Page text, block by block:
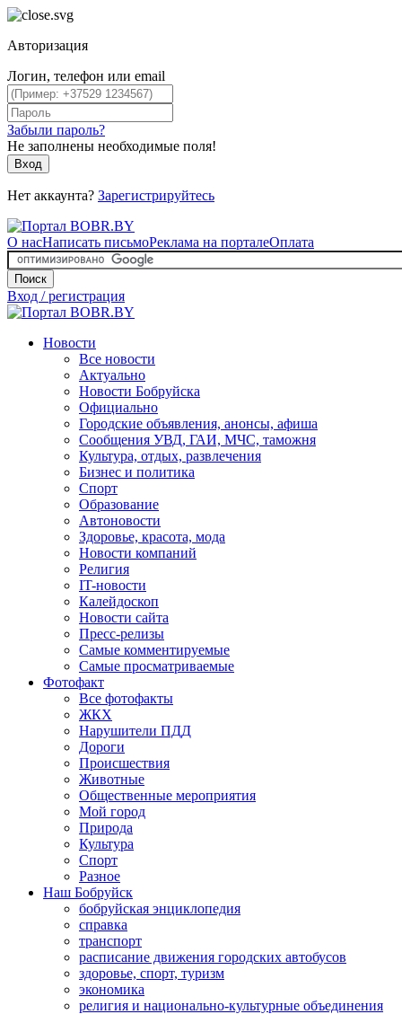
Авторизация
Логин, телефон или email
Забыли пароль?
Не заполнены необходимые поля!
Вход
Нет аккаунта? Зарегистрируйтесь
О насНаписать письмоРеклама на порталеОплата
Поиск
Вход / регистрация
Новости
Все новости
Актуально
Новости Бобруйска
Официально
Городские объявления, анонсы, афиша
Сообщения УВД, ГАИ, МЧС, таможня
Культура, отдых, развлечения
Бизнес и политика
Спорт
Образование
Автоновости
Здоровье, красота, мода
Новости компаний
Религия
IT-новости
Калейдоскоп
Новости сайта
Пресс-релизы
Самые комментируемые
Самые просматриваемые
Фотофакт
Все фотофакты
ЖКХ
Нарушители ПДД
Дороги
Происшествия
Животные
Общественные мероприятия
Мой город
Природа
Культура
Спорт
Разное
Наш Бобруйск
бобруйская энциклопедия
справка
транспорт
расписание движения городских автобусов
здоровье, спорт, туризм
экономика
религия и национально-культурные объединения